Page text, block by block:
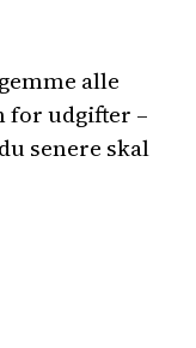
alle
for udgifter –
senere skal